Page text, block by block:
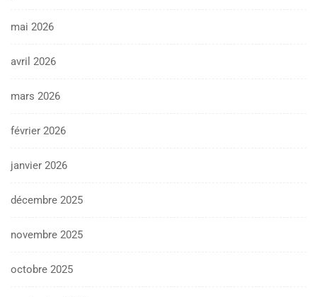
mai 2026
avril 2026
mars 2026
février 2026
janvier 2026
décembre 2025
novembre 2025
octobre 2025